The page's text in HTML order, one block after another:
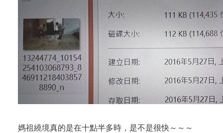
媽祖繞境真的是在十點半多時，是不是很快～～～